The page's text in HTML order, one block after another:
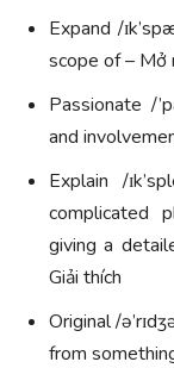
Expand /
scope of – Mở
Passionate /
and
Explain /
complicated
giving a
Giải thích
Original /
from